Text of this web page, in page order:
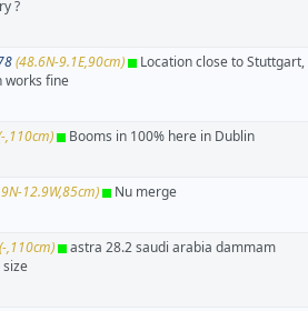
?
(48.6N-9.1E,90cm)
Location close to Stuttgart,
works fine
,110cm) Booms in 100% here in Dublin
12.9W,85cm) Nu merge
(-,110cm)
astra 28.2 saudi arabia dammam
size